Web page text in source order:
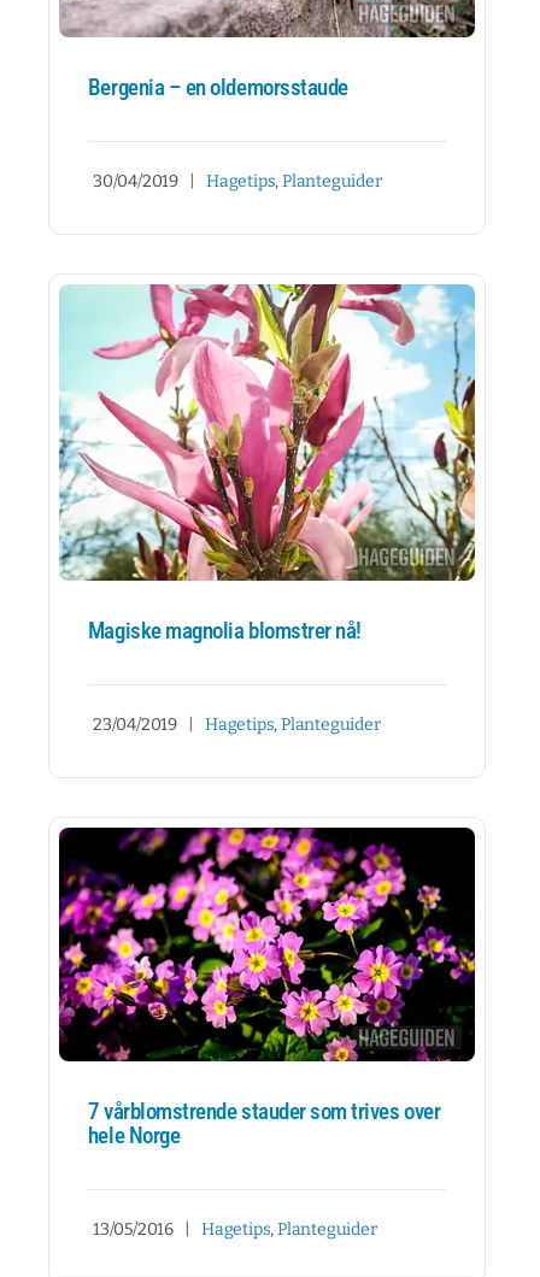
Bergenia – en oldemorsstaude
30/04/2019 Hagetips,Planteguider
Magiske magnolia blomstrer nå!
23/04/2019 Hagetips,Planteguider
7 vårblomstrende stauder som trives over
hele Norge
13/05/2016 Hagetips,Planteguider